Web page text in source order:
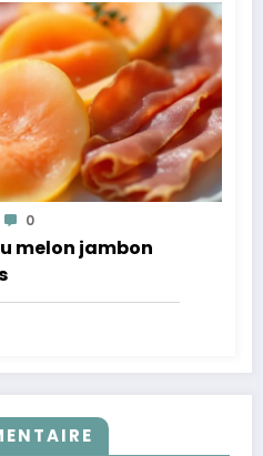
0
melon jambon